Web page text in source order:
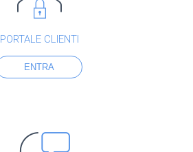
PORTALE CLIENTI
ENTRA